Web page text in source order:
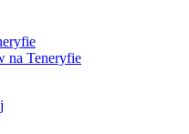
na Teneryfie